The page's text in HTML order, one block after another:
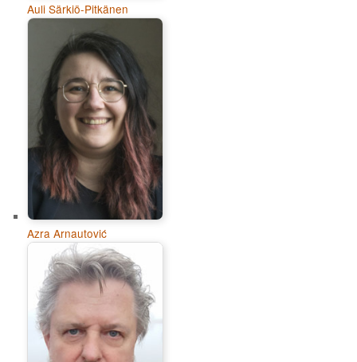
Auli Särkiö-Pitkänen
Azra Arnautović